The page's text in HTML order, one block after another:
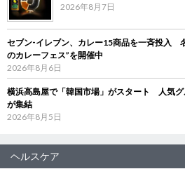
2026年8月7日
セブン‐イレブン、カレー15商品を一斉投入
のカレーフェス”を開催中
2026年8月6日
横浜高島屋で「韓国市場」がスタート 人気
が集結
2026年8月5日
ヘルスケア